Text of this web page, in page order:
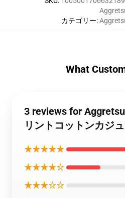
カテゴリー:
What
3 reviews for
リントコットンカジ
★★★★★
★★★★☆
★★★☆☆